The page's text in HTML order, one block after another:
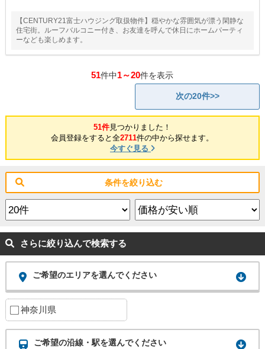
【CENTURY21富士ハウジング取扱物件】穏やかな雰囲気が漂う閑静な
住宅街。ルーフバルコニー付き、お友達を呼んで休日にホームパーティ
ーなども楽しめます。
51件中1～20件を表示
次の20件>>
51件見つかりました！
会員登録をすると全2711件の中から探せます。
今すぐ見る
条件を絞り込む
さらに絞り込んで検索する
ご希望のエリアを選んでください
神奈川県
ご希望の沿線・駅を選んでください